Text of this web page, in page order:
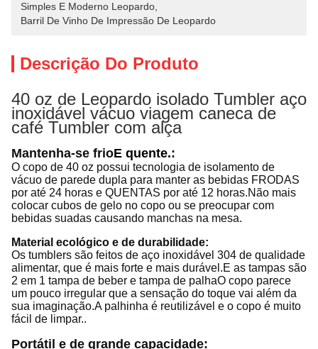
Simples E Moderno Leopardo
Barril De Vinho De Impressão De Leopardo
Descrição Do Produto
40 oz de Leopardo isolado Tumbler aço
inoxidável vácuo viagem caneca de
café Tumbler com alça
Mantenha-se frioE quente.:
O copo de 40 oz possui tecnologia de isolamento de
vácuo de parede dupla para manter as bebidas FRODAS
por até 24 horas e QUENTAS por até 12 horas.Não mais
colocar cubos de gelo no copo ou se preocupar com
bebidas suadas causando manchas na mesa.
Material ecológico e de durabilidade:
Os tumblers são feitos de aço inoxidável 304 de qualidade
alimentar, que é mais forte e mais durável.E as tampas são
2 em 1 tampa de beber e tampa de palhaO copo parece
um pouco irregular que a sensação do toque vai além da
sua imaginação.A palhinha é reutilizável e o copo é muito
fácil de limpar..
Portátil e de grande capacidade: